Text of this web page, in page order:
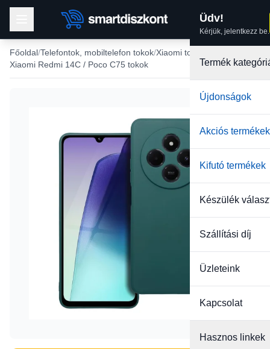
Üdv!
Kérjük, jelentkezz be.
Termék
Újdonságok
Akciós termékek
Kifutó termékek
Készülék
Szállítási díj
Üzleteink
Kapcsolat
Hasznos linkek
Főoldal Telefontok, mobiltelefon tokok Xiaomi tokok
Xiaomi Redmi 14C / Poco C75 tokok